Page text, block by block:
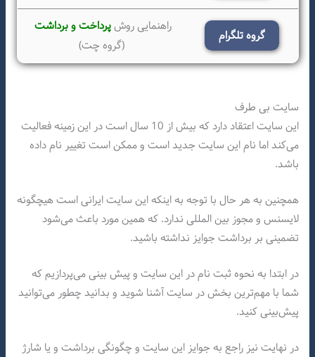
گروه تلگرام
راهنمایی روشپرداخت و برداشت
(گروه چت)
سایت بی طرف
این سایت اعتقاد دارد که بیش از 10 سال است در این زمینه فعالیت
می‌کند اما نام این سایت جدید است و ممکن است تغییر نام داده
باشد.
همچنین به هر حال با توجه به اینکه این سایت ایرانی است هیچگونه
لایسنس و مجوز بین المللی ندارد. که همین مورد باعث می‌شود
تضمینی بر برداشت جوایز نداشته باشید.
در ابتدا به نحوه ثبت نام در این سایت و پیش بینی می‌پردازیم که
شما با مهم‌ترین بخش در سایت آشنا شوید و بدانید چطور می‌توانید
پیش‌بینی کنید.
در نهایت نیز راجع به جوایز این سایت و چگونگی برداشت و یا شارژ